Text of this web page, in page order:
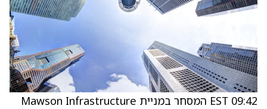
09:42 EST המסחר במניית Mawson Infrastructure